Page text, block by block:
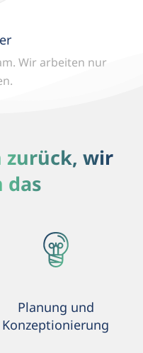
Wir arbeiten nur
zurück, wir
das
Planung und
Konzeptionierung